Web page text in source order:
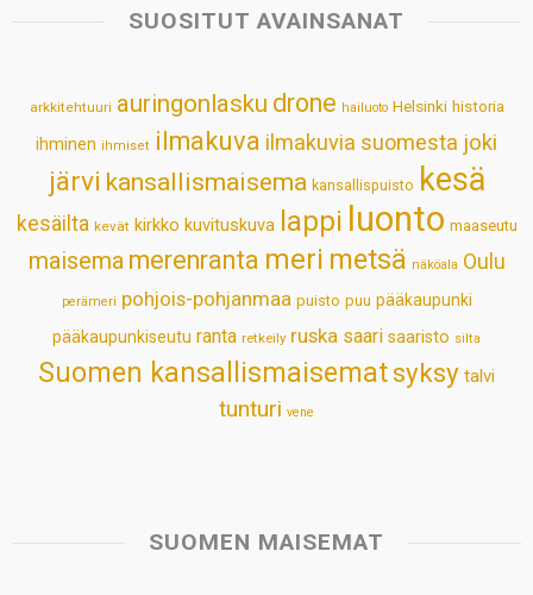
s
p
b
k
e
n
e
s
t
l
SUOSITUT AVAINSANAT
arkkitehtuuri auringonlasku drone hailuoto Helsinki historia
ihminen ihmiset ilmakuva ilmakuvia suomesta joki
järvi kansallismaisema kansallispuisto kesä
kesäilta kevät kirkko kuvituskuva lappi luonto maaseutu
maisema merenranta meri metsä näköala Oulu
perämeri pohjois-pohjanmaa puisto puu pääkaupunki
pääkaupunkiseutu ranta retkeily ruska saari saaristo silta
Suomen kansallismaisematsyksy talvi
tunturi vene
SUOMEN MAISEMAT